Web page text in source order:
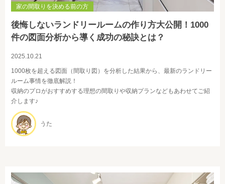
家の間取りを決める前の方
後悔しないランドリールームの作り方大公開！1000
件の図面分析から導く成功の秘訣とは？
2025.10.21
1000枚を超える図面（間取り図）を分析した結果から、最新のランドリー
ルーム事情を徹底解説！
収納のプロがおすすめする理想の間取りや収納プランなどもあわせてご紹
介します♪
うた